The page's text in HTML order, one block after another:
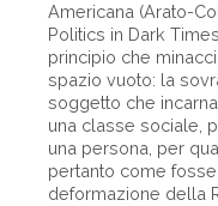
Americana (Arato-
Politics in Dark
principio che
spazio vuoto: la
soggetto che
una classe sociale,
una persona, per
pertanto come
deformazione della